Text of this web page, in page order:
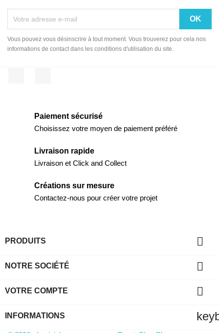
Vous pouvez vous désinscrire à tout moment. Vous trouverez pour cela nos
informations de contact dans les conditions d'utilisation du site.
Paiement sécurisé
Choisissez votre moyen de paiement préféré
Livraison rapide
Livraison et Click and Collect
Créations sur mesure
Contactez-nous pour créer votre projet
PRODUITS 
NOTRE SOCIÉTÉ 
VOTRE COMPTE 
INFORMATIONS